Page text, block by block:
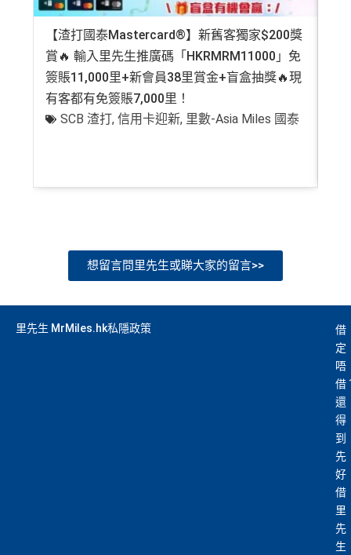
【渣打國泰Mastercard®】新舊客獨家$200獎
賞🔥 輸入里先生推廣碼「HKRMRM11000」免
簽賬11,000里+新會員38里賞金+盲盒抽獎🔥現
有客都有免簽賬7,000里！
SCB 渣打,信用卡迎新, 里數-Asia Miles 國泰
想留言問里先生或睇大家的留言>>
里先生 MrMiles.hk私隱政策
借
定
唔
借
還
得
到
先
好
借
里
先
生